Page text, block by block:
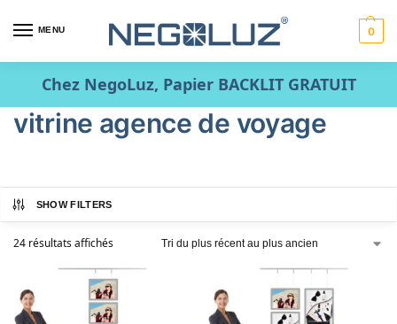
MENU 0
Chez NegoLuz, Papier BACKLIT GRATUIT
vitrine agence de voyage
SHOW FILTERS
24 résultats affichés